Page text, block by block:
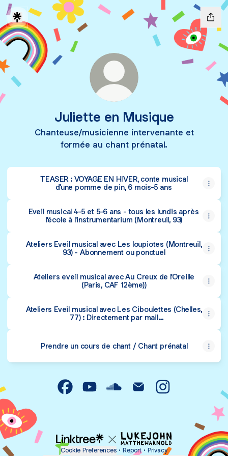
Juliette en Musique
Chanteuse/musicienne intervenante et
formée au chant prénatal.
TEASER : VOYAGE EN HIVER, conte musical
d'une pomme de pin, 6 mois-5 ans
Eveil musical 4-5 et 5-6 ans - tous les lundis après
l'école à l'instrumentarium (Montreuil, 93)
Ateliers Eveil musical avec Les loupiotes (Montreuil,
93) - Abonnement ou ponctuel
Ateliers eveil musical avec Au Creux de l'Oreille
(Paris, CAF 12ème))
Ateliers Eveil musical avec Les Ciboulettes (Chelles,
77) : Directement par mail
Prendre un cours de chant / Chant prénatal
Juliette en Musique
Juliette en Musique
Juliette en
Cookie Preferences • Report • Privacy